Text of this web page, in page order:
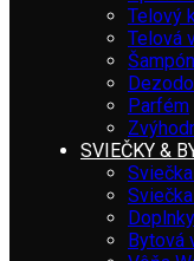
Telový
Telová
Šampón
Parfém
SVIEČKY &
Bytová